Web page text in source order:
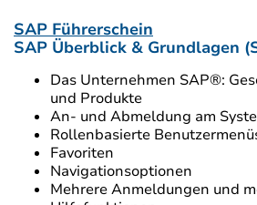
SAP Führerschein
SAP Überblick & Grundlagen
Das Unternehmen SAP®:
und Produkte
An- und Abmeldung am
Rollenbasierte
Favoriten
Navigationsoptionen
Mehrere Anmeldungen und